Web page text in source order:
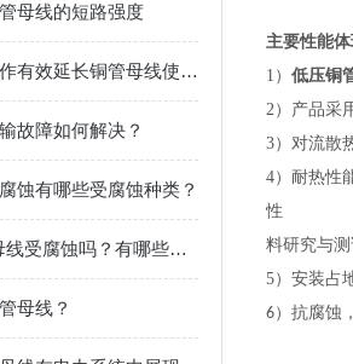
母线的短路强度
做好防腐工作有效延长铜管母线使用寿命
故障如何解决？
蚀有哪些受腐蚀种类？
10KV铜管母线受腐蚀吗？有哪些受腐蚀种类？
母线？
主要性能
1 ） 低压铜
2）产品采
3）对流散
4）耐热性
性
料研究与
5）安装占
6）抗腐蚀